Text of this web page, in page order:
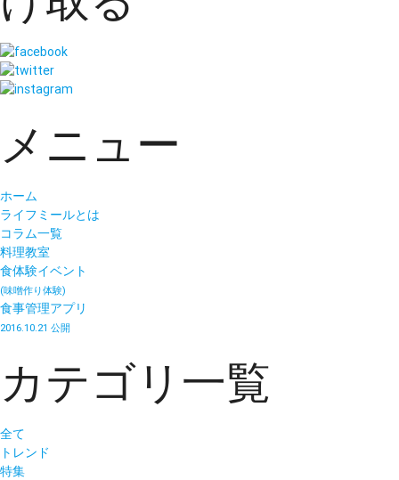
メニュー
ホーム
ライフミールとは
コラム一覧
料理教室
食体験イベント
(味噌作り体験)
食事管理アプリ
2016.10.21 公開
カテゴリ一覧
全て
トレンド
特集